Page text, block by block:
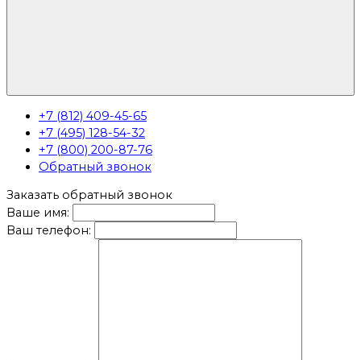
+7 (812) 409-45-65
+7 (495) 128-54-32
+7 (800) 200-87-76
Обратный звонок
Заказать обратный звонок
Ваше имя:
Ваш телефон: